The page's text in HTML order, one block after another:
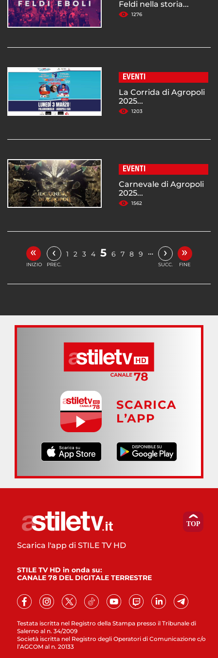
Feldi nella storia...
1276
EVENTI
La Corrida di Agropoli
2025...
1203
EVENTI
Carnevale di Agropoli
2025...
1562
«
INIZIO
‹
PREC.
1 2 3 4 5 6 7 8 9 … ›
SUCC.
»
FINE
SCARICA
L’APP
Testata iscritta nel Registro della Stampa presso il Tribunale di
Salerno al n. 34/2009
Società iscritta nel Registro degli Operatori di Comunicazione c/o
l’AGCOM al n. 20133
Scarica l'app di STILE TV HD
STILE TV HD in onda su:
CANALE 78 DEL DIGITALE TERRESTRE